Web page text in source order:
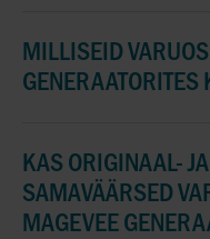
MILLISEID
KAS ORIGINAAL-
SAMAVÄÄRSED
MAGEVEE